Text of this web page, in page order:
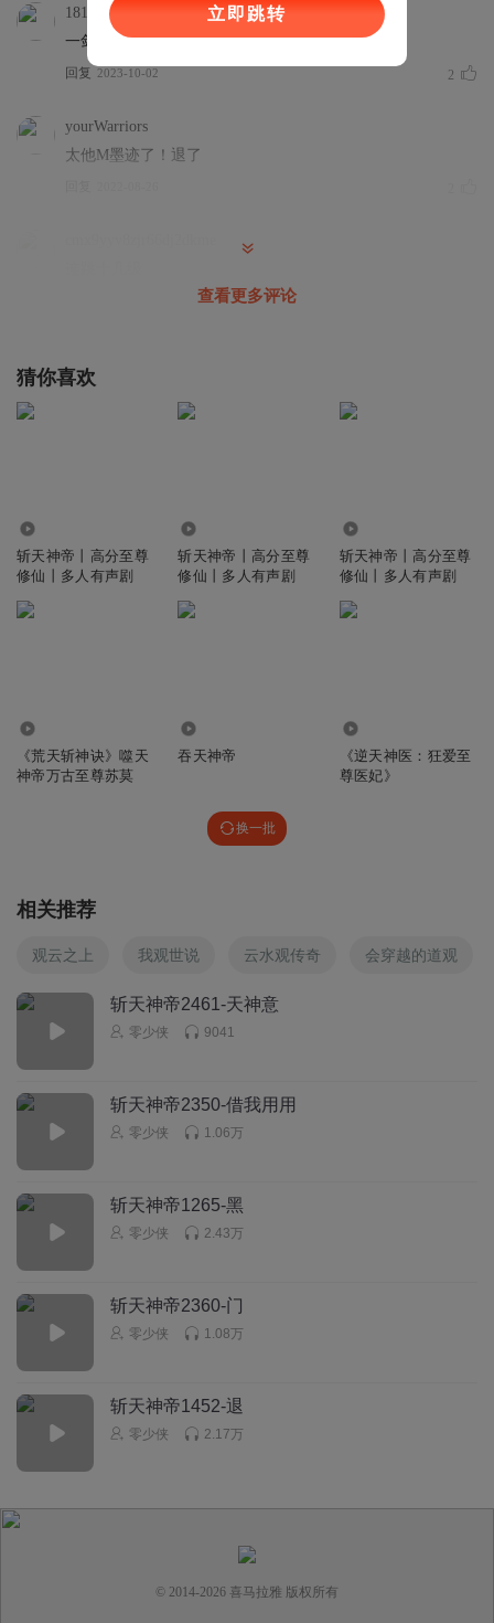
1811878sjpr
一剑讲那么久，废话真多
回复 2023-10-02 2
yourWarriors
太他M墨迹了！退了
查看更多评论
猜你喜欢
斩天神帝丨高分至尊
修仙丨多人有声剧
斩天神帝丨高分至尊
修仙丨多人有声剧
斩天神帝丨高分至尊
修仙丨多人有声剧
《荒天斩神诀》噬天
神帝万古至尊苏莫
吞天神帝
《逆天神医：狂爱至
尊医妃》
换一批
相关推荐
观云之上 我观世说 云水观传奇 会穿越的道观
斩天神帝2461-天神意
零少侠 9041
斩天神帝2350-借我用用
零少侠 1.06万
斩天神帝1265-黑
零少侠 2.43万
斩天神帝2360-门
零少侠 1.08万
斩天神帝1452-退
零少侠 2.17万
立即跳转
© 2014-2026 喜马拉雅 版权所有